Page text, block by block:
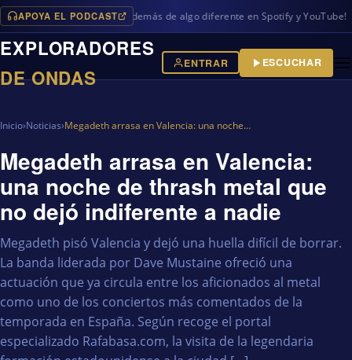
APOYA EL PODCAST
programas en iVoox, además de algo diferente en Spotify y YouTube!
EXPLORADORES
DE ONDAS
ENTRAR ESCUCHAR
Inicio›Noticias›Megadeth arrasa en Valencia: una noche…
Megadeth arrasa en Valencia:
una noche de thrash metal que
no dejó indiferente a nadie
Megadeth pisó Valencia y dejó una huella difícil de borrar.
La banda liderada por Dave Mustaine ofreció una
actuación que ya circula entre los aficionados al metal
como uno de los conciertos más comentados de la
temporada en España. Según recoge el portal
especializado Rafabasa.com, la visita de la legendaria